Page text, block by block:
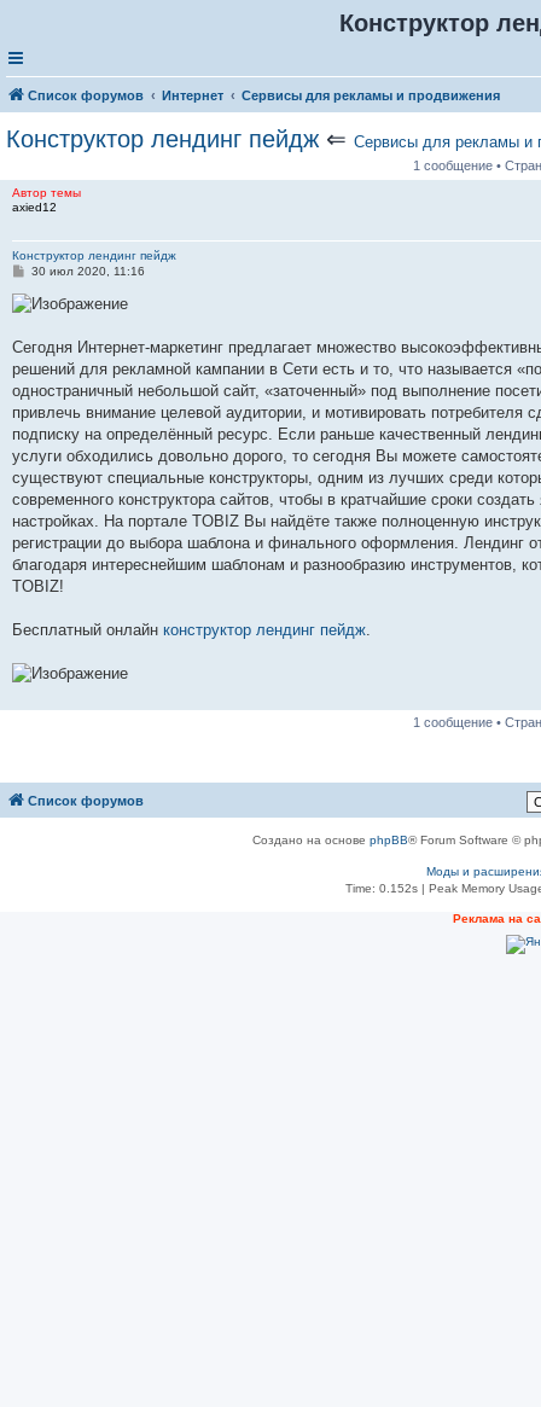
Конструктор
Список форумов Интернет Сервисы для рекламы и продвижения
Конструктор лендинг пейдж ⇐ Сервисы для рекламы и
1 сообщение •
Автор темы
axied12
Конструктор лендинг пейдж
С
о
б
е
н
и
е
30 июл 2020, 11:16
Сегодня Интернет-маркетинг предлагает множество
решений для рекламной кампании в Сети есть и то, что называется
одностраничный небольшой сайт, «заточенный» под выполнение
привлечь внимание целевой аудитории, и мотивировать потребителя
подписку на определённый ресурс. Если раньше качественный
услуги обходились довольно дорого, то сегодня Вы можете
существуют специальные конструкторы, одним из лучших среди
современного конструктора сайтов, чтобы в кратчайшие сроки
настройках. На портале TOBIZ Вы найдёте также полноценную
регистрации до выбора шаблона и финального оформления. Лендинг
благодаря интереснейшим шаблонам и разнообразию инструментов,
TOBIZ!
Бесплатный онлайн конструктор лендинг пейдж
1 сообщение •
Список форумов
Создано на основе phpBB® Forum Software ©
Моды и
Time: 0.152s| Peak Memory
Реклама на